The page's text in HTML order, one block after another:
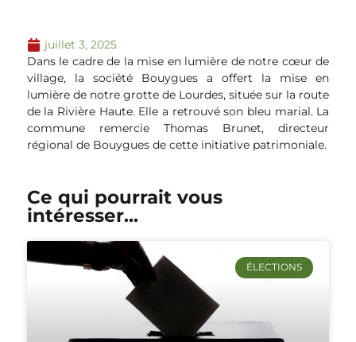
juillet 3, 2025
Dans le cadre de la mise en lumière de notre cœur de
village, la société Bouygues a offert la mise en
lumière de notre grotte de Lourdes, située sur la route
de la Rivière Haute. Elle a retrouvé son bleu marial. La
commune remercie Thomas Brunet, directeur
régional de Bouygues de cette initiative patrimoniale.
Ce qui pourrait vous
intéresser...
ÉLECTIONS